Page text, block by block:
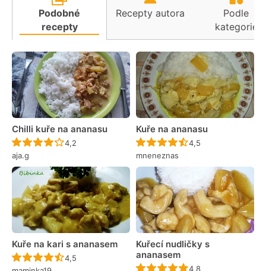
Podobné
recepty
Recepty autora
Podle
kategorie
Chilli kuře na ananasu
Recept ještě nebyl hodnocen
4,2
aja.g
Kuře na ananasu
Recept ještě nebyl
4,5
mneneznas
Kuře na kari s ananasem
Recept ještě nebyl hodnocen
4,5
Kuřecí nudličky s
ananasem
Recept ještě nebyl
4,8